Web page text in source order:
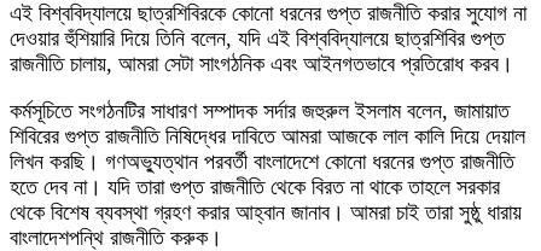
এই বিশ্ববিদ্যালয়ে ছাত্রশিবিরকে কোনো ধরনের গুপ্ত রাজনীতি করার সুযোগ না
দেওয়ার হুঁশিয়ারি দিয়ে তিনি বলেন, যদি এই বিশ্ববিদ্যালয়ে ছাত্রশিবির গুপ্ত
রাজনীতি চালায়, আমরা সেটা সাংগঠনিক এবং আইনগতভাবে প্রতিরোধ করব।
কর্মসূচিতে সংগঠনটির সাধারণ সম্পাদক সর্দার জহুরুল ইসলাম বলেন, জামায়াত
শিবিরের গুপ্ত রাজনীতি নিষিদ্ধের দাবিতে আমরা আজকে লাল কালি দিয়ে দেয়াল
লিখন করছি। গণঅভ্যুত্থান পরবর্তী বাংলাদেশে কোনো ধরনের গুপ্ত রাজনীতি
হতে দেব না। যদি তারা গুপ্ত রাজনীতি থেকে বিরত না থাকে তাহলে সরকার
থেকে বিশেষ ব্যবস্থা গ্রহণ করার আহ্বান জানাব। আমরা চাই তারা সুষ্ঠু ধারায়
বাংলাদেশপন্থি রাজনীতি করুক।